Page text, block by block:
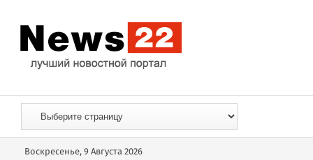
Воскресенье, 9 Августа 2026